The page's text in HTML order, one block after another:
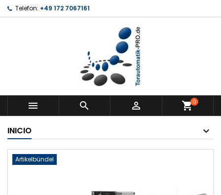
Telefon: +49 172 7067161
   shopping_cart0
INICIO
Artikelbündel